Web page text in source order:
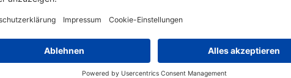
H2P-PA66HS-BK
211-60001
Kabelschelle geschlossen,
H3P-PA66HS-BK
211-60002
Kabelschelle geschlossen,